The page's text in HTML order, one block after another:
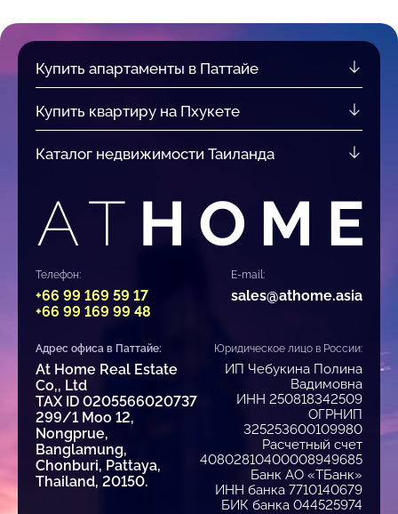
Купить апартаменты в Паттайе
Купить квартиру на Пхукете
Каталог недвижимости Таиланда
Телефон:
+66 99 169 59 17
+66 99 169 99 48
E-mail:
sales@athome.asia
Адрес офиса в Паттайе:
At Home Real Estate
Co,, Ltd
TAX ID 0205566020737
299/1 Moo 12,
Nongprue,
Banglamung,
Chonburi, Pattaya,
Thailand, 20150.
Юридическое лицо в России:
ИП Чебукина Полина
Вадимовна
ИНН 250818342509
ОГРНИП
325253600109980
Расчетный счет
40802810400008949685
Банк АО «ТБанк»
ИНН банка 7710140679
БИК банка 044525974